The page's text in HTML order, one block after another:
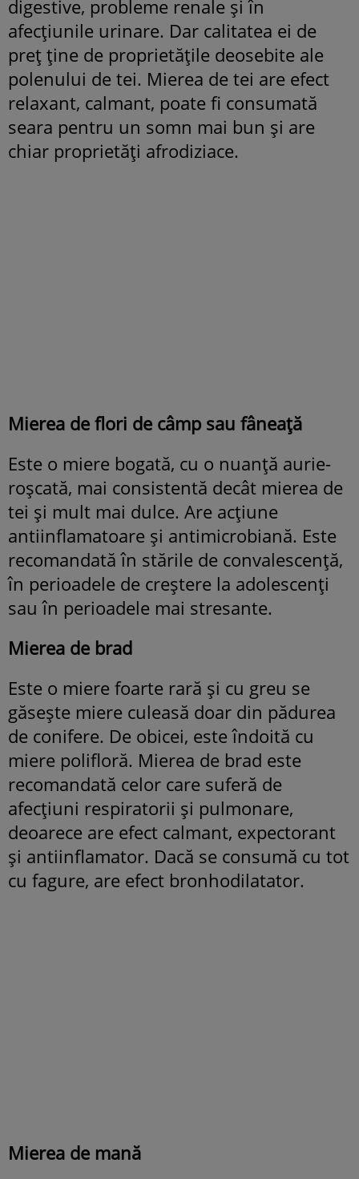
digestive, probleme renale și în
afecțiunile urinare. Dar calitatea ei de
preț ține de proprietățile deosebite ale
polenului de tei. Mierea de tei are efect
relaxant, calmant, poate fi consumată
seara pentru un somn mai bun și are
chiar proprietăți afrodiziace.
Mierea de flori de câmp sau fâneață
Este o miere bogată, cu o nuanță aurie-
roșcată, mai consistentă decât mierea de
tei și mult mai dulce. Are acțiune
antiinflamatoare și antimicrobiană. Este
recomandată în stările de convalescență,
în perioadele de creștere la adolescenți
sau în perioadele mai stresante.
Mierea de brad
Este o miere foarte rară și cu greu se
găsește miere culeasă doar din pădurea
de conifere. De obicei, este îndoită cu
miere polifloră. Mierea de brad este
recomandată celor care suferă de
afecțiuni respiratorii și pulmonare,
deoarece are efect calmant, expectorant
și antiinflamator. Dacă se consumă cu tot
cu fagure, are efect bronhodilatator.
Mierea de mană